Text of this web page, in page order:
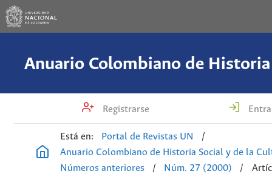
Registrarse
Está en: Portal de Revistas UN
/
Anuario Colombiano de Historia Social y de la
Números anteriores
/ Núm. 27 (2000) /